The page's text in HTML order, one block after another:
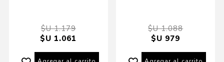
$U 1.179
$U 1.061
$U 1.088
$U 979